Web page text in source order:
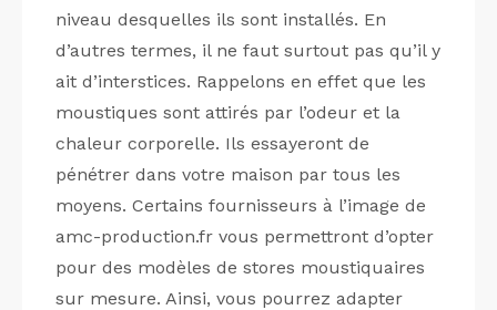
niveau desquelles ils sont installés. En
d’autres termes, il ne faut surtout pas qu’il y
ait d’interstices. Rappelons en effet que les
moustiques sont attirés par l’odeur et la
chaleur corporelle. Ils essayeront de
pénétrer dans votre maison par tous les
moyens. Certains fournisseurs à l’image de
amc-production.fr vous permettront d’opter
pour des modèles de stores moustiquaires
sur mesure. Ainsi, vous pourrez adapter